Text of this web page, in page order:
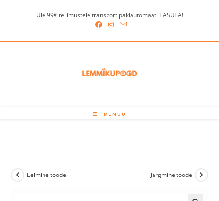
Üle 99€ tellimustele transport pakiautomaati TASUTA!
MENÜÜ
Eelmine toode Järgmine toode